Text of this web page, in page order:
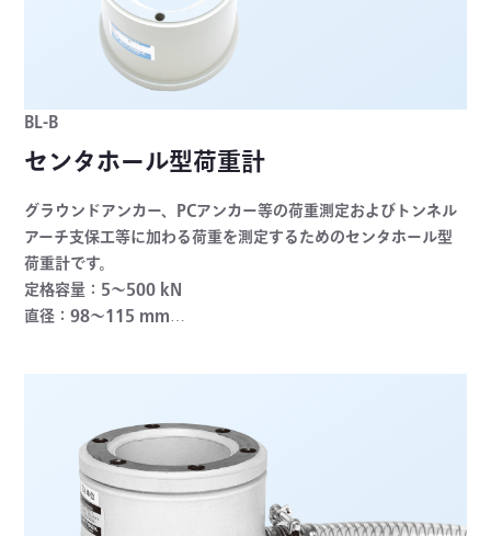
BL-B
センタホール型荷重計
グラウンドアンカー、PCアンカー等の荷重測定およびトンネル
アーチ支保工等に加わる荷重を測定するためのセンタホール型
荷重計です。
定格容量：5～500 kN
直径：98～115 mm
（200kN）, ±0.6%RO以内（500kN）